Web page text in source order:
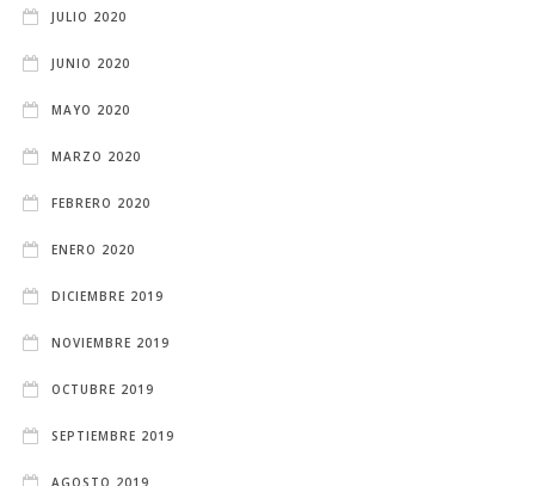
JULIO 2020
JUNIO 2020
MAYO 2020
MARZO 2020
FEBRERO 2020
ENERO 2020
DICIEMBRE 2019
NOVIEMBRE 2019
OCTUBRE 2019
SEPTIEMBRE 2019